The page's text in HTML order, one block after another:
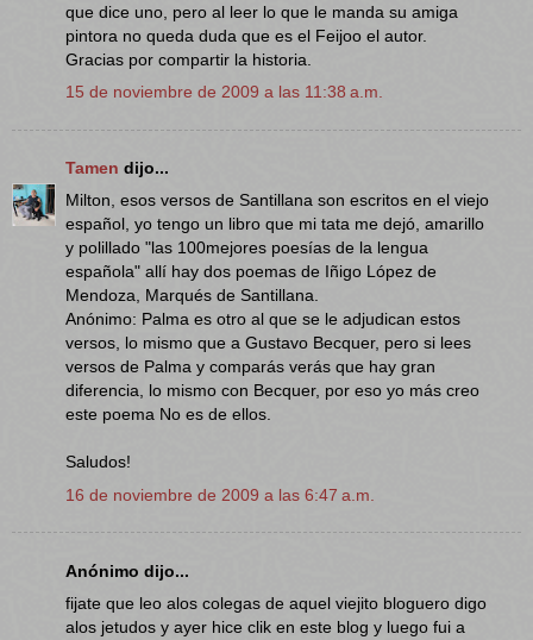
que dice uno, pero al leer lo que le manda su amiga
pintora no queda duda que es el Feijoo el autor.
Gracias por compartir la historia.
15 de noviembre de 2009 a las 11:38 a.m.
Tamen dijo...
Milton, esos versos de Santillana son escritos en el viejo
español, yo tengo un libro que mi tata me dejó, amarillo
y polillado "las 100mejores poesías de la lengua
española" allí hay dos poemas de Iñigo López de
Mendoza, Marqués de Santillana.
Anónimo: Palma es otro al que se le adjudican estos
versos, lo mismo que a Gustavo Becquer, pero si lees
versos de Palma y comparás verás que hay gran
diferencia, lo mismo con Becquer, por eso yo más creo
este poema No es de ellos.
Saludos!
16 de noviembre de 2009 a las 6:47 a.m.
Anónimo dijo...
fijate que leo alos colegas de aquel viejito bloguero digo
alos jetudos y ayer hice clik en este blog y luego fui a